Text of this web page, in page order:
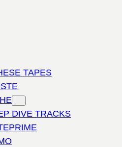
TAPES
DIVE TRACKS